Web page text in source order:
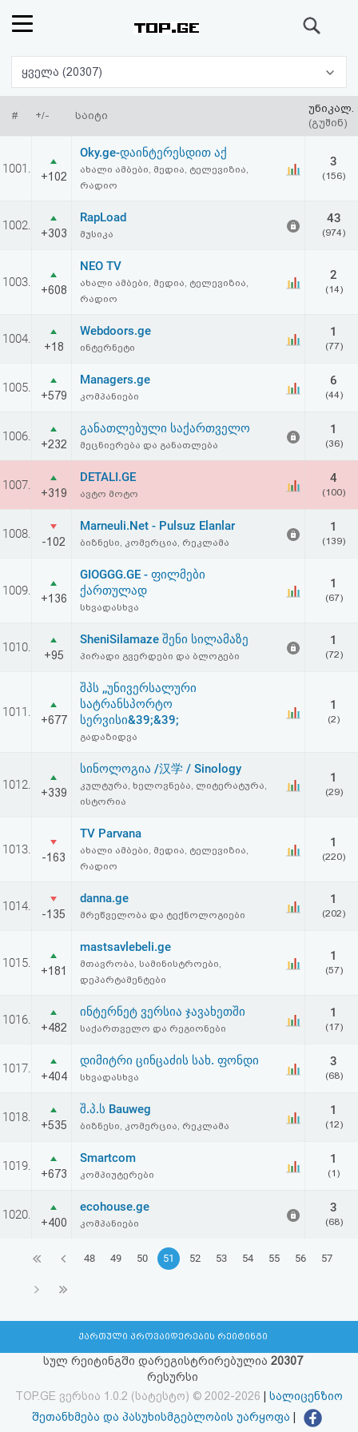
რეიტინგი
(მთავარი)
ფოსტა
კითხვა-
პასუხი
რეგისტრაცია
პაროლის
კოდი
სალიცენზიო
შეთანხმება
და
პასუხისმგებლობის
უარყოფა
ყველა (20307)
# +/- საიტი
უნიკალ.
(გუშინ)
1001.
+102
Oky.ge-დაინტერესდით აქ
ახალი ამბები, მედია, ტელევიზია,
რადიო
3
(156)
1002.
+303
RapLoad
მუსიკა
43
(974)
1003.
+608
NEO TV
ახალი ამბები, მედია, ტელევიზია,
რადიო
2
(14)
1004.
+18
Webdoors.ge
ინტერნეტი
1
(77)
1005.
+579
Managers.ge
კომპანიები
6
(44)
1006.
+232
განათლებული საქართველო
მეცნიერება და განათლება
1
(36)
1007.
+319
DETALI.GE
ავტო მოტო
4
(100)
1008.
-102
Marneuli.Net - Pulsuz Elanlar
ბიზნესი, კომერცია, რეკლამა
1
(139)
1009.
+136
GIOGGG.GE - ფილმები
ქართულად
სხვადასხვა
1
(67)
1010.
+95
SheniSilamaze შენი სილამაზე
პირადი გვერდები და ბლოგები
1
(72)
1011.
+677
შპს ,,უნივერსალური
სატრანსპორტო
სერვისი&39;&39;
გადაზიდვა
1
(2)
1012.
+339
სინოლოგია /汉学 / Sinology
კულტურა, ხელოვნება, ლიტერატურა,
ისტორია
1
(29)
1013.
-163
TV Parvana
ახალი ამბები, მედია, ტელევიზია,
რადიო
1
(220)
1014.
-135
danna.ge
მრეწველობა და ტექნოლოგიები
1
(202)
1015.
+181
mastsavlebeli.ge
მთავრობა, სამინისტროები,
დეპარტამენტები
1
(57)
1016.
+482
ინტერნეტ ვერსია ჯავახეთში
საქართველო და რეგიონები
1
(17)
1017.
+404
დიმიტრი ცინცაძის სახ. ფონდი
სხვადასხვა
3
(68)
1018.
+535
შ.პ.ს Bauweg
ბიზნესი, კომერცია, რეკლამა
1
(12)
1019.
+673
Smartcom
კომპიუტერები
1
(1)
1020.
+400
ecohouse.ge
კომპანიები
3
(68)
48 49 50 51 52 53 54 55 56 57
ქართული პროვაიდერების რეიტინგი
სულ რეიტინგში დარეგისტრირებულია 20307
რესურსი
TOP.GE ვერსია 1.0.2 (სატესტო) © 2002-2026
სალიცენზიო
შეთანხმება და პასუხისმგებლობის უარყოფა